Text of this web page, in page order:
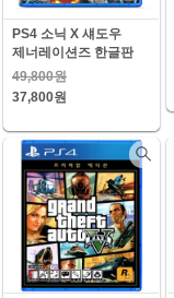
PS4 소닉 X 섀도우
제너레이션즈 한글판
49,800원
37,800원